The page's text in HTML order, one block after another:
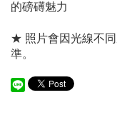
的磅礡魅力
★ 照片會因光線不
準。